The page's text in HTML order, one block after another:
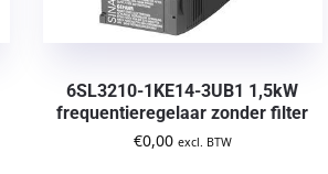
6SL3210-1KE14-3UB1 1,5kW
frequentieregelaar zonder filter
€0,00 excl. BTW